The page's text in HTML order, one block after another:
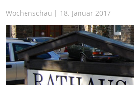
Wochenschau | 18. Januar 2017